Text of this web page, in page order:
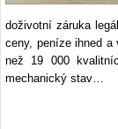
doživotní záruka
ceny, peníze ihned a
než 19 000
mechanický stav…